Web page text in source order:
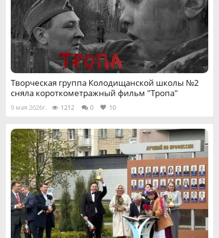
Творческая группа Колодищанской школы №2
сняла короткометражный фильм "Тропа"
9 мая 2026г. 1212 0 10